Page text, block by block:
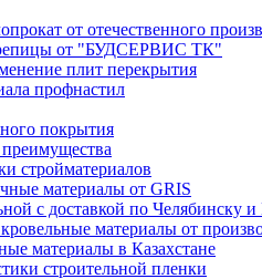
от отечественного
от "БУДСЕРВИС ТК"
плит перекрытия
профнастил
покрытия
стройматериалов
материалы от GRIS
с доставкой по Челябинску
материалы от
материалы в Казахстане
строительной пленки